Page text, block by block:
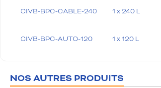
CIVB-BPC-CABLE-240 1 x 240 L
CIVB-BPC-AUTO-120 1 x 120 L
NOS AUTRES PRODUITS